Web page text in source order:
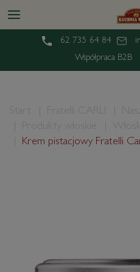
62 735 64 84
Współpraca B2B
Start Fratelli CARLI
Produkty włoskie
Krem pistacjowy Fratelli